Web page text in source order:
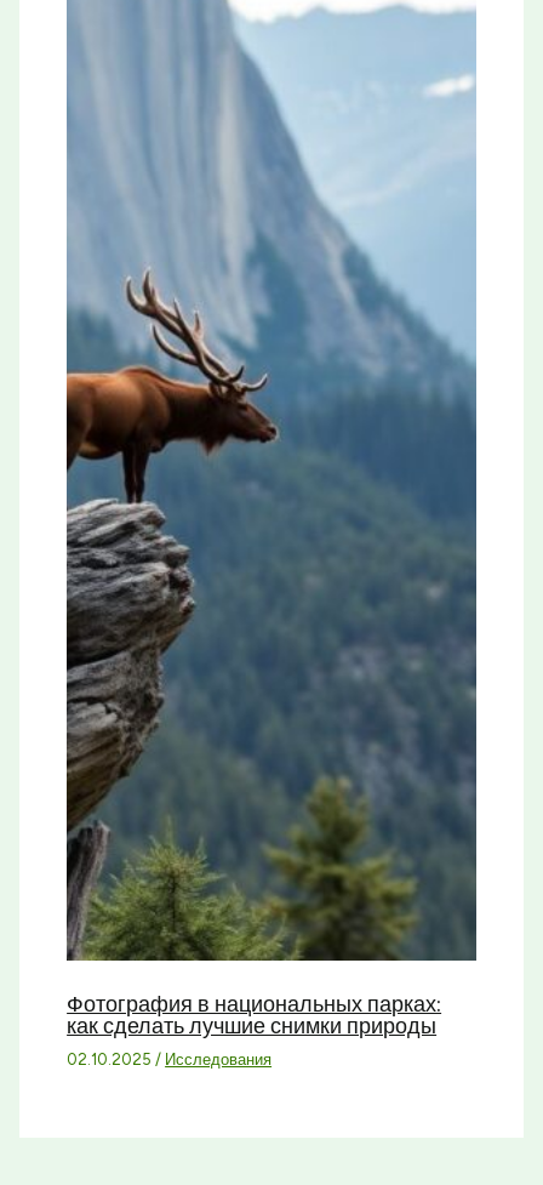
Фотография в национальных парках:
как сделать лучшие снимки природы
02.10.2025 / Исследования